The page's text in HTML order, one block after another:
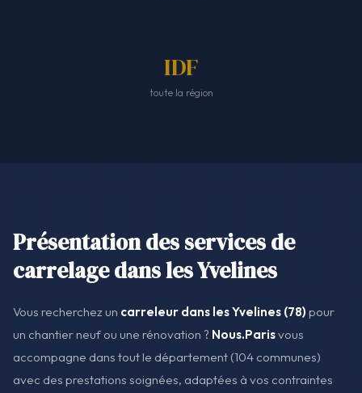
IDF
toute la région
Présentation des services de
carrelage dans les Yvelines
Vous recherchez un carreleur dans les Yvelines (78) pour
un chantier neuf ou une rénovation ? Nous.Parisvous
accompagne dans tout le département (104 communes)
avec des prestations soignées, adaptées à vos contraintes